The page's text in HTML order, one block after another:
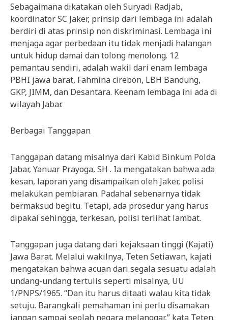
Sebagaimana dikatakan oleh Suryadi Radjab,
koordinator SC Jaker, prinsip dari lembaga ini adalah
berdiri di atas prinsip non diskriminasi. Lembaga ini
menjaga agar perbedaan itu tidak menjadi halangan
untuk hidup damai dan tolong menolong. 12
pemantau sendiri, adalah wakil dari enam lembaga
PBHI jawa barat, Fahmina cirebon, LBH Bandung,
GKP, JIMM, dan Desantara. Keenam lembaga ini ada di
wilayah Jabar.
Berbagai Tanggapan
Tanggapan datang misalnya dari Kabid Binkum Polda
Jabar, Yanuar Prayoga, SH . Ia mengatakan bahwa ada
kesan, laporan yang disampaikan oleh Jaker, polisi
melakukan pembiaran. Padahal sebenarnya tidak
bermaksud begitu. Tetapi, ada prosedur yang harus
dipakai sehingga, terkesan, polisi terlihat lambat.
Tanggapan juga datang dari kejaksaan tinggi (Kajati)
Jawa Barat. Melalui wakilnya, Teten Setiawan, kajati
mengatakan bahwa acuan dari segala sesuatu adalah
undang-undang tertulis seperti misalnya, UU
1/PNPS/1965. “Dan itu harus ditaati walau kita tidak
setuju. Barangkali pemahaman ini perlu disamakan
jangan sampai seolah negara melanggar,” kata Teten.